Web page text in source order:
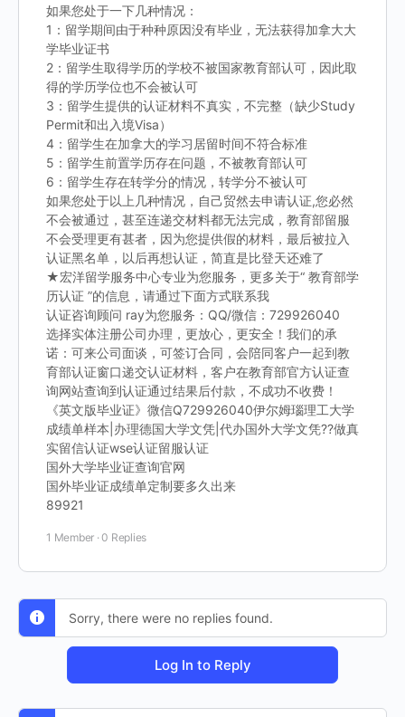
如果您处于一下几种情况：
1：留学期间由于种种原因没有毕业，无法获得加拿大大
学毕业证书
2：留学生取得学历的学校不被国家教育部认可，因此取
得的学历学位也不会被认可
3：留学生提供的认证材料不真实，不完整（缺少Study
Permit和出入境Visa）
4：留学生在加拿大的学习居留时间不符合标准
5：留学生前置学历存在问题，不被教育部认可
6：留学生存在转学分的情况，转学分不被认可
如果您处于以上几种情况，自己贸然去申请认证,您必然
不会被通过，甚至连递交材料都无法完成，教育部留服
不会受理更有甚者，因为您提供假的材料，最后被拉入
认证黑名单，以后再想认证，简直是比登天还难了
★宏洋留学服务中心专业为您服务，更多关于“ 教育部学
历认证 ”的信息，请通过下面方式联系我
认证咨询顾问 ray为您服务：QQ/微信：729926040
选择实体注册公司办理，更放心，更安全！我们的承
诺：可来公司面谈，可签订合同，会陪同客户一起到教
育部认证窗口递交认证材料，客户在教育部官方认证查
询网站查询到认证通过结果后付款，不成功不收费！
《英文版毕业证》微信Q729926040伊尔姆瑙理工大学
成绩单样本|办理德国大学文凭|代办国外大学文凭??做真
实留信认证wse认证留服认证
国外大学毕业证查询官网
国外毕业证成绩单定制要多久出来
89921
1 Member ·0 Replies
Sorry, there were no replies found.
Log In to Reply